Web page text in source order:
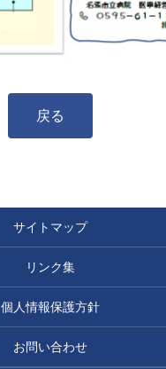
戻る
サイトマップ
リンク集
個人情報保護方針
お問い合わせ